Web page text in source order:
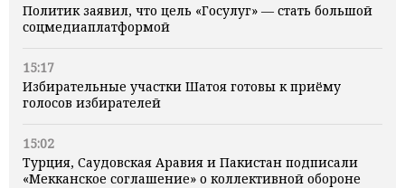
Политик заявил, что цель «Госулуг» — стать большой
соцмедиаплатформой
15:17
Избирательные участки Шатоя готовы к приёму
голосов избирателей
15:02
Турция, Саудовская Аравия и Пакистан подписали
«Мекканское соглашение» о коллективной обороне